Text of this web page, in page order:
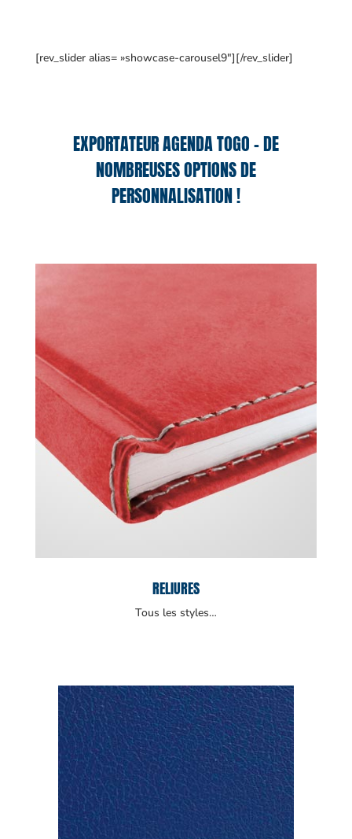
[rev_slider alias= »showcase-carousel9″][/rev_slider]
EXPORTATEUR AGENDA TOGO – DE
NOMBREUSES OPTIONS DE
PERSONNALISATION !
RELIURES
Tous les styles…